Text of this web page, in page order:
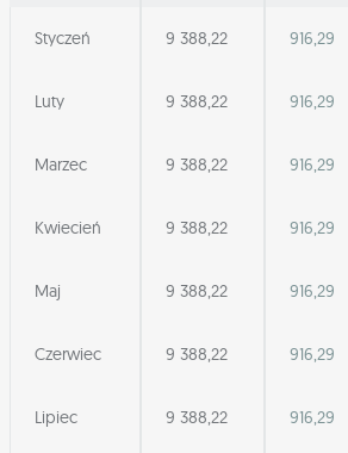
Styczeń 9 388,22 916,29
Luty 9 388,22 916,29
Marzec 9 388,22 916,29
Kwiecień 9 388,22 916,29
Maj 9 388,22 916,29
Czerwiec 9 388,22 916,29
Lipiec 9 388,22 916,29